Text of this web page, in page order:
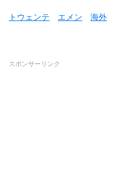
トウェンテ エメン 海外
スポンサーリンク